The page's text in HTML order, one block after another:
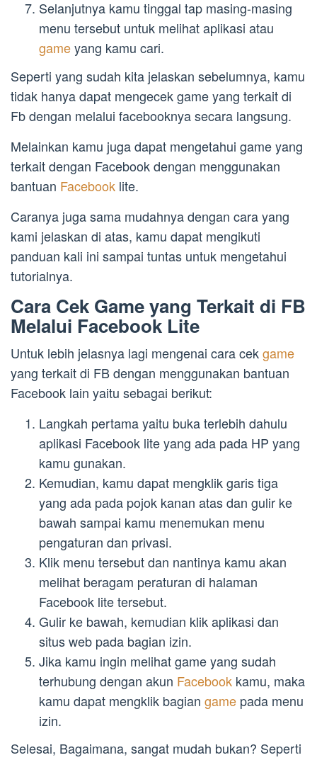
Selanjutnya kamu tinggal tap masing-masing
menu tersebut untuk melihat aplikasi atau
gameyang kamu cari.
Seperti yang sudah kita jelaskan sebelumnya, kamu
tidak hanya dapat mengecek game yang terkait di
Fb dengan melalui facebooknya secara langsung.
Melainkan kamu juga dapat mengetahui game yang
terkait dengan Facebook dengan menggunakan
bantuan Facebook lite.
Caranya juga sama mudahnya dengan cara yang
kami jelaskan di atas, kamu dapat mengikuti
panduan kali ini sampai tuntas untuk mengetahui
tutorialnya.
Cara Cek Game yang Terkait di FB
Melalui Facebook Lite
Untuk lebih jelasnya lagi mengenai cara cekgame
yang terkait di FB dengan menggunakan bantuan
Facebook lain yaitu sebagai berikut:
Langkah pertama yaitu buka terlebih dahulu
aplikasi Facebook lite yang ada pada HP yang
kamu gunakan.
Kemudian, kamu dapat mengklik garis tiga
yang ada pada pojok kanan atas dan gulir ke
bawah sampai kamu menemukan menu
pengaturan dan privasi.
Klik menu tersebut dan nantinya kamu akan
melihat beragam peraturan di halaman
Facebook lite tersebut.
Gulir ke bawah, kemudian klik aplikasi dan
situs web pada bagian izin.
Jika kamu ingin melihat game yang sudah
terhubung dengan akun Facebook kamu, maka
kamu dapat mengklik bagian game pada menu
izin.
Selesai, Bagaimana, sangat mudah bukan? Seperti